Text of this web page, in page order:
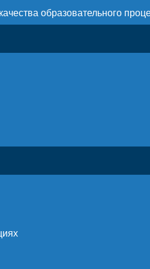
образовательного